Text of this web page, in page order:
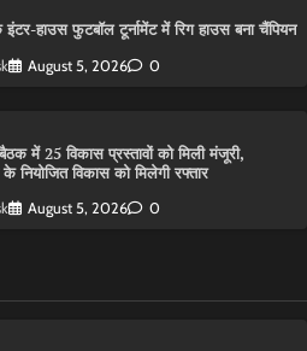
हाउस फुटबॉल टूर्नामेंट में रिग हाउस बना चैंपियन
August 5, 2026 0
बैठक में 25 विकास प्रस्तावों को मिली मंजूरी,
नियोजित विकास को मिलेगी रफ्तार
August 5, 2026 0